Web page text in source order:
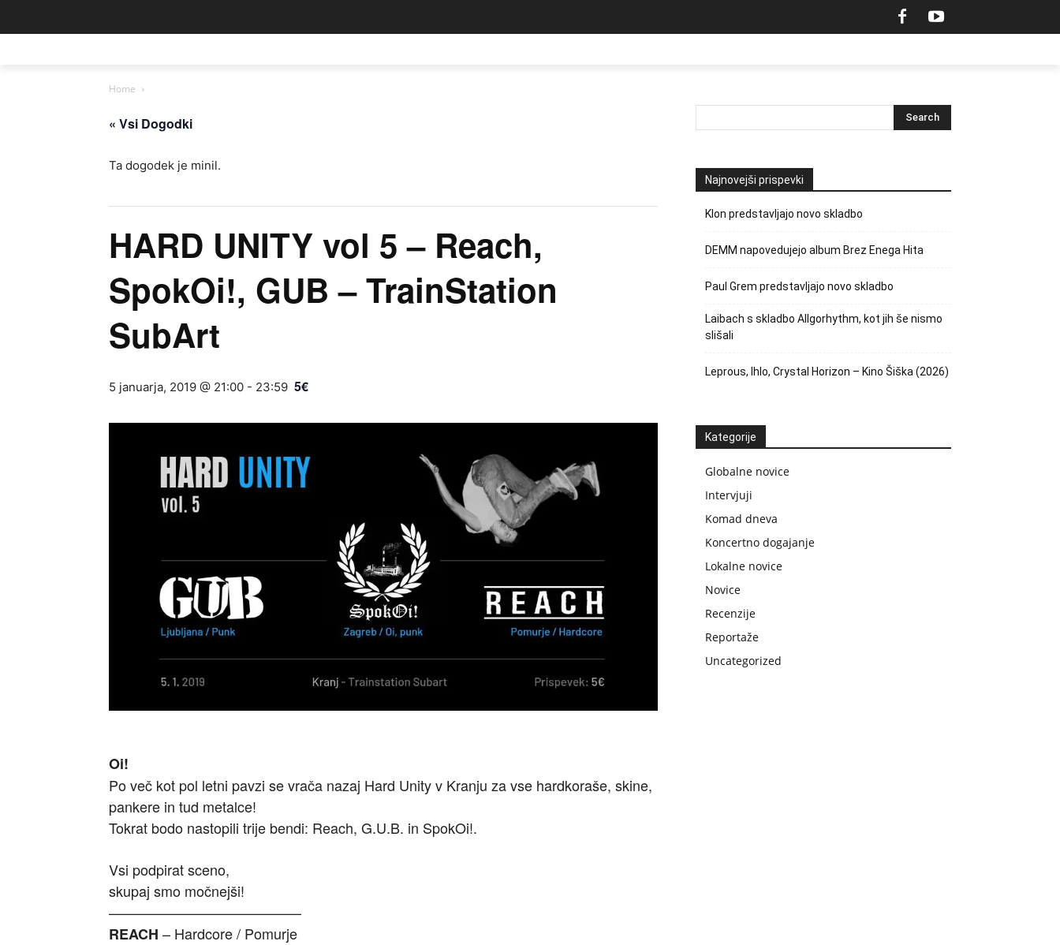
Home
« Vsi Dogodki
Ta dogodek je minil.
HARD UNITY vol 5 – Reach,
SpokOi!, GUB – TrainStation
SubArt
5 januarja, 2019 @ 21:00 - 23:59 5€
Oi!
Po več kot pol letni pavzi se vrača nazaj Hard Unity v Kranju za vse hardkoraše, skine,
pankere in tud metalce!
Tokrat bodo nastopili trije bendi: Reach, G.U.B. in SpokOi!.
Vsi podpirat sceno,
skupaj smo močnejši!
—————————————–
REACH – Hardcore / Pomurje
Najnovejši prispevki
Klon predstavljajo novo skladbo
DEMM napovedujejo album Brez Enega Hita
Paul Grem predstavljajo novo skladbo
Laibach s skladbo Allgorhythm, kot jih še nismo
slišali
Leprous, Ihlo, Crystal Horizon – Kino Šiška (2026)
Kategorije
Globalne novice
Intervjuji
Komad dneva
Koncertno dogajanje
Lokalne novice
Novice
Recenzije
Reportaže
Uncategorized